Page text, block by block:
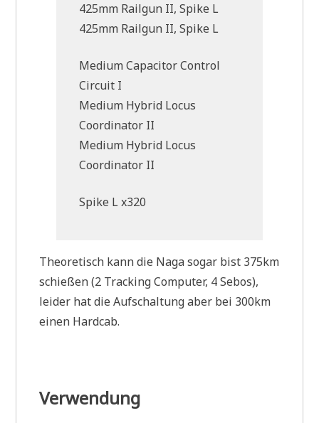
425mm Railgun II, Spike L
425mm Railgun II, Spike L
Medium Capacitor Control
Circuit I
Medium Hybrid Locus
Coordinator II
Medium Hybrid Locus
Coordinator II
Spike L x320
Theoretisch kann die Naga sogar bist 375km
schießen (2 Tracking Computer, 4 Sebos),
leider hat die Aufschaltung aber bei 300km
einen Hardcab.
Verwendung